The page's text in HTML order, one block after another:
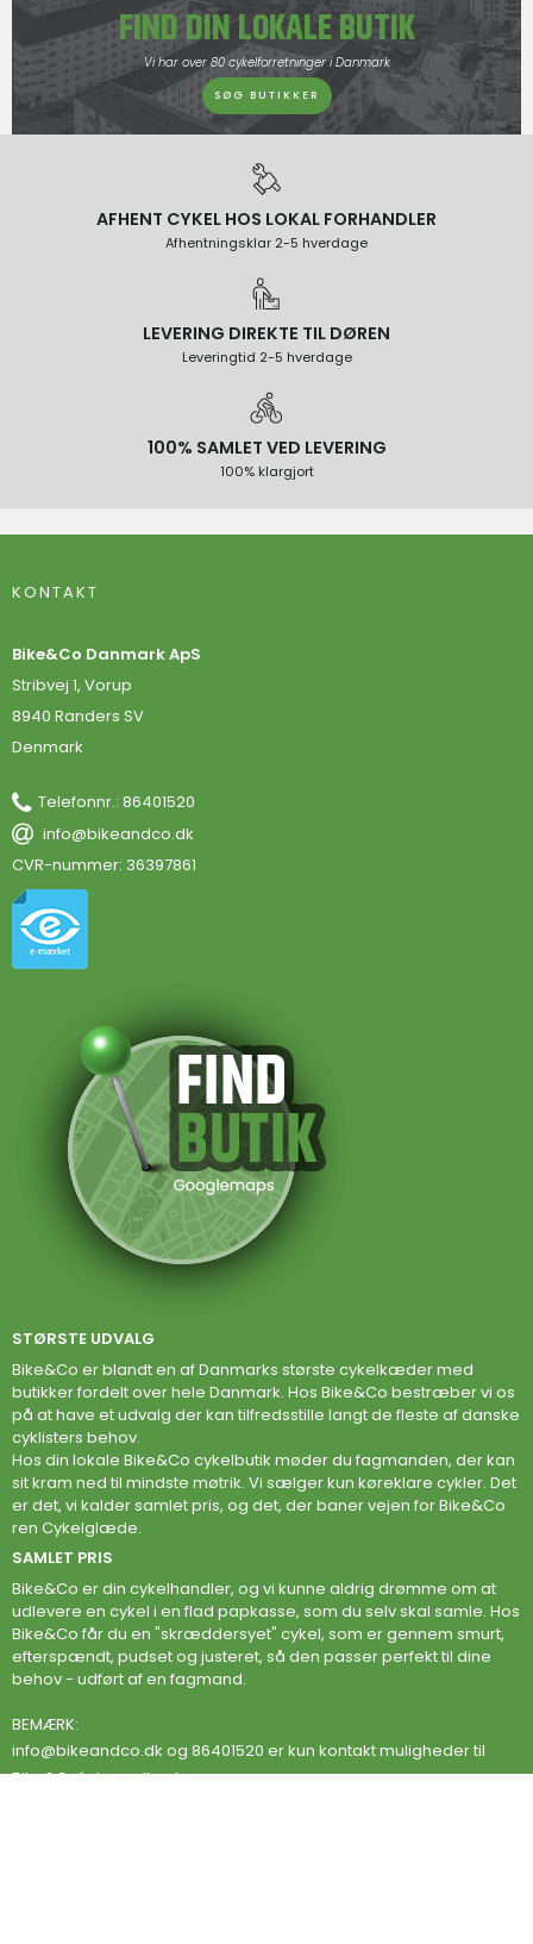
FIND DIN LOKALE BUTIK
Vi har over 80 cykelforretninger i Danmark
SØG BUTIKKER
AFHENT CYKEL HOS LOKAL FORHANDLER
Afhentningsklar 2-5 hverdage
LEVERING DIREKTE TIL DØREN
Leveringtid 2-5 hverdage
100% SAMLET VED LEVERING
100% klargjort
KONTAKT
Bike&Co Danmark ApS
Stribvej 1, Vorup
8940 Randers SV
Denmark
Telefonnr.: 86401520
info@bikeandco.dk
CVR-nummer: 36397861
STØRSTE UDVALG
Bike&Co er blandt en af Danmarks største cykelkæder med
butikker fordelt over hele Danmark. Hos Bike&Co bestræber vi os
på at have et udvalg der kan tilfredsstille langt de fleste af danske
cyklisters behov.
Hos din lokale Bike&Co cykelbutik møder du fagmanden, der kan
sit kram ned til mindste møtrik. Vi sælger kun køreklare cykler. Det
er det, vi kalder samlet pris, og det, der baner vejen for Bike&Co
ren Cykelglæde.
SAMLET PRIS
Bike&Co er din cykelhandler, og vi kunne aldrig drømme om at
udlevere en cykel i en flad papkasse, som du selv skal samle. Hos
Bike&Co får du en "skræddersyet" cykel, som er gennem smurt,
efterspændt, pudset og justeret, så den passer perfekt til dine
behov - udført af en fagmand.
BEMÆRK:
info@bikeandco.dk og 86401520 er kun kontakt muligheder til
Bike&Co´s hovedkontor.